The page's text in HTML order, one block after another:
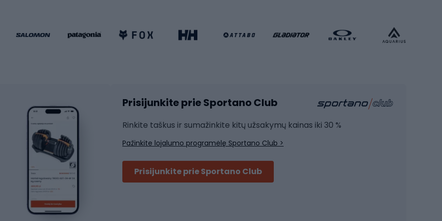
dviračiai
marškinėliai
kelnės
striukės
džemperiai
kepurės
priedai
Riedučiai
Rakečių sportas
Badmintonas
Stalo tenisas
Tenisas
Krepšinio apranga
Jėgos įranga
Joga
Prisijunkite prie Sportano Club
Rinkite taškus ir sumažinkite kitų užsakymų kainas iki 30 %
Pažinkite lojalumo programėlę Sportano Club >
Prisijunkite prie Sportano Club